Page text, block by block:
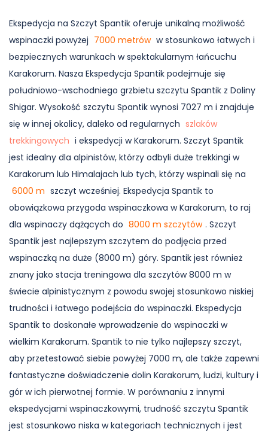
Ekspedycja na Szczyt Spantik oferuje unikalną możliwość
wspinaczki powyżej 7000 metrów w stosunkowo łatwych i
bezpiecznych warunkach w spektakularnym łańcuchu
Karakorum. Nasza Ekspedycja Spantik podejmuje się
południowo-wschodniego grzbietu szczytu Spantik z Doliny
Shigar. Wysokość szczytu Spantik wynosi 7027 m i znajduje
się w innej okolicy, daleko od regularnych szlaków
trekkingowych i ekspedycji w Karakorum. Szczyt Spantik
jest idealny dla alpinistów, którzy odbyli duże trekkingi w
Karakorum lub Himalajach lub tych, którzy wspinali się na
6000 m szczyt wcześniej. Ekspedycja Spantik to
obowiązkowa przygoda wspinaczkowa w Karakorum, to raj
dla wspinaczy dążących do 8000 m szczytów . Szczyt
Spantik jest najlepszym szczytem do podjęcia przed
wspinaczką na duże (8000 m) góry. Spantik jest również
znany jako stacja treningowa dla szczytów 8000 m w
świecie alpinistycznym z powodu swojej stosunkowo niskiej
trudności i łatwego podejścia do wspinaczki. Ekspedycja
Spantik to doskonałe wprowadzenie do wspinaczki w
wielkim Karakorum. Spantik to nie tylko najlepszy szczyt,
aby przetestować siebie powyżej 7000 m, ale także zapewni
fantastyczne doświadczenie dolin Karakorum, ludzi, kultury i
gór w ich pierwotnej formie. W porównaniu z innymi
ekspedycjami wspinaczkowymi, trudność szczytu Spantik
jest stosunkowo niska w kategoriach technicznych i jest